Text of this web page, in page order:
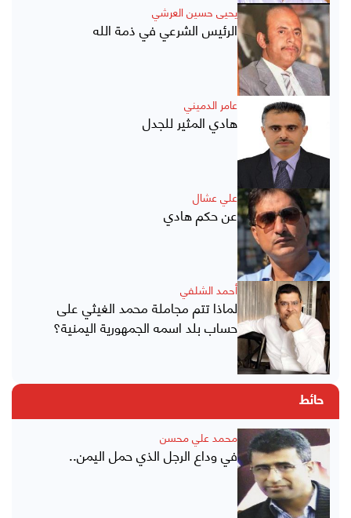
يحيى حسين العرشي
الرئيس الشرعي في ذمة الله
عامر الدميني
هادي المثير للجدل
علي عشال
عن حكم هادي
أحمد الشلفي
لماذا تتم مجاملة محمد الغيثي على
حساب بلد اسمه الجمهورية اليمنية؟
حائط
محمد علي محسن
في وداع الرجل الذي حمل اليمن..